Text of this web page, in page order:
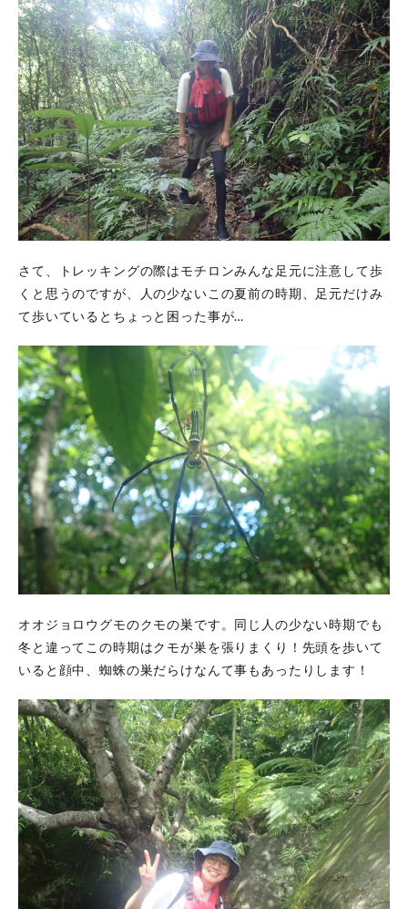
さて、トレッキングの際はモチロンみんな足元に注意して歩
くと思うのですが、人の少ないこの夏前の時期、足元だけみ
て歩いているとちょっと困った事が…
オオジョロウグモのクモの巣です。同じ人の少ない時期でも
冬と違ってこの時期はクモが巣を張りまくり！先頭を歩いて
いると顔中、蜘蛛の巣だらけなんて事もあったりします！